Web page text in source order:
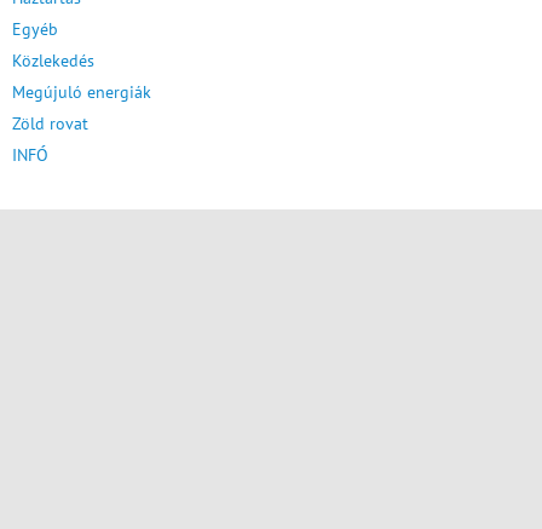
Egyéb
Közlekedés
Megújuló energiák
Zöld rovat
INFÓ